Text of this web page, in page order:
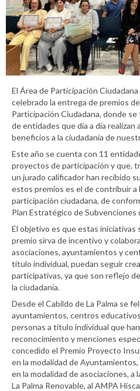
El Área de Participación Ciudadana
celebrado la entrega de premios
Participación Ciudadana, donde
de entidades que día a día
beneficios a la ciudadanía de
Este año se cuenta con 11
proyectos de participación y que,
un jurado calificador han recibido
estos premios es el de contribuir a
participación ciudadana, de
Plan Estratégico de Subvenciones
El objetivo es que estas iniciativas
premio sirva de incentivo y
asociaciones, ayuntamientos y
título individual, puedan seguir
participativas, ya que son reflejo
la ciudadanía.
Desde el Cabildo de La Palma se
ayuntamientos, centros
personas a título individual que
reconocimiento y menciones
concedido el Premio Proyecto
en la modalidad de
en la modalidad de asociaciones,
La Palma Renovable, al AMPA